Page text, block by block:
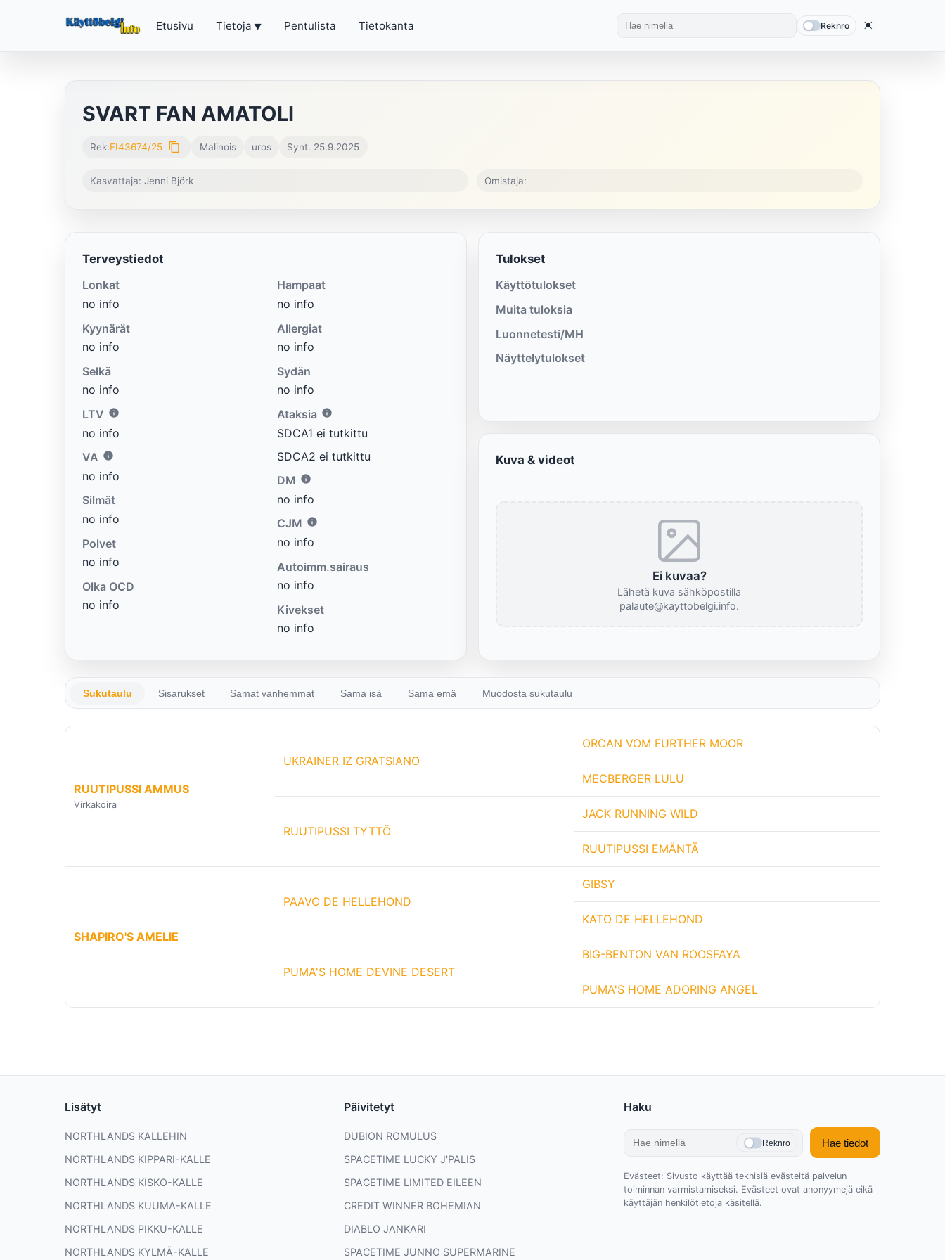
Etusivu Tietoja Pentulista Tietokanta Reknro ☀️
SVART FAN AMATOLI
Rek:FI43674/25 content_copy Malinois uros Synt. 25.9.2025
Kasvattaja: Jenni Björk Omistaja:
Terveystiedot
Lonkat
no info
Kyynärät
no info
Selkä
no info
LTV
no info
VA
no info
Silmät
no info
Polvet
no info
Olka OCD
no info
Hampaat
no info
Allergiat
no info
Sydän
no info
Ataksia
SDCA1 ei tutkittu
SDCA2 ei tutkittu
DM
no info
CJM
no info
Autoimm.sairaus
no info
Kivekset
no info
Tulokset
Käyttötulokset
Muita tuloksia
Luonnetesti/MH
Näyttelytulokset
Kuva & videot
Ei kuvaa?
Lähetä kuva sähköpostilla
palaute@kayttobelgi.info.
Sukutaulu Sisarukset Samat vanhemmat Sama isä Sama emä Muodosta sukutaulu
RUUTIPUSSI AMMUS
Virkakoira
UKRAINER IZ GRATSIANO
ORCAN VOM FURTHER MOOR
MECBERGER LULU
RUUTIPUSSI TYTTÖ
JACK RUNNING WILD
RUUTIPUSSI EMÄNTÄ
SHAPIRO'S AMELIE
PAAVO DE HELLEHOND
GIBSY
KATO DE HELLEHOND
PUMA'S HOME DEVINE DESERT
BIG-BENTON VAN ROOSFAYA
PUMA'S HOME ADORING ANGEL
Lisätyt
NORTHLANDS KALLEHIN
NORTHLANDS KIPPARI-KALLE
NORTHLANDS KISKO-KALLE
NORTHLANDS KUUMA-KALLE
NORTHLANDS PIKKU-KALLE
NORTHLANDS KYLMÄ-KALLE
Päivitetyt
DUBION ROMULUS
SPACETIME LUCKY J'PALIS
SPACETIME LIMITED EILEEN
CREDIT WINNER BOHEMIAN
DIABLO JANKARI
SPACETIME JUNNO SUPERMARINE
Haku
Reknro Hae tiedot
Evästeet: Sivusto käyttää teknisiä evästeitä palvelun
toiminnan varmistamiseksi. Evästeet ovat anonyymejä eikä
käyttäjän henkilötietoja käsitellä.